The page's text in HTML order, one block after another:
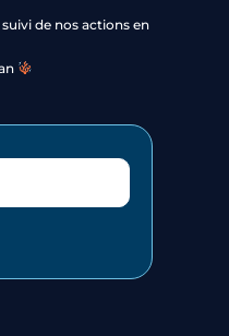
de nos actions en